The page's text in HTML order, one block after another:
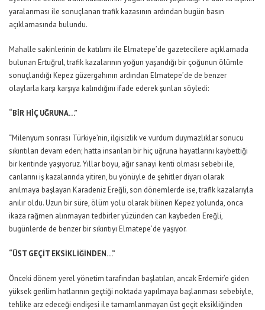
yaralanması ile sonuçlanan trafik kazasının ardından bugün basın
açıklamasında bulundu.
Mahalle sakinlerinin de katılımı ile Elmatepe’de gazetecilere açıklamada
bulunan Ertuğrul, trafik kazalarının yoğun yaşandığı bir çoğunun ölümle
sonuçlandığı Kepez güzergahının ardından Elmatepe’de de benzer
olaylarla karşı karşıya kalındığını ifade ederek şunları söyledi:
“BİR HİÇ UĞRUNA…”
“Milenyum sonrası Türkiye’nin, ilgisizlik ve vurdum duymazlıklar sonucu
sıkıntıları devam eden; hatta insanları bir hiç uğruna hayatlarını kaybettiği
bir kentinde yaşıyoruz. Yıllar boyu, ağır sanayi kenti olması sebebi ile,
canlarını iş kazalarında yitiren, bu yönüyle de şehitler diyarı olarak
anılmaya başlayan Karadeniz Ereğli, son dönemlerde ise, trafik kazalarıyla
anılır oldu. Uzun bir süre, ölüm yolu olarak bilinen Kepez yolunda, onca
ikaza rağmen alınmayan tedbirler yüzünden can kaybeden Ereğli,
bugünlerde de benzer bir sıkıntıyı Elmatepe’de yaşıyor.
“ÜST GEÇİT EKSİKLİĞİNDEN…”
Önceki dönem yerel yönetim tarafından başlatılan, ancak Erdemir’e giden
yüksek gerilim hatlarının geçtiği noktada yapılmaya başlanması sebebiyle,
tehlike arz edeceği endişesi ile tamamlanmayan üst geçit eksikliğinden